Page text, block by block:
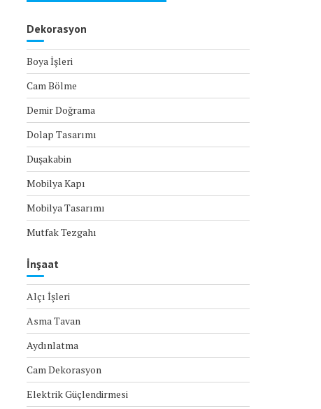
Dekorasyon
Boya İşleri
Cam Bölme
Demir Doğrama
Dolap Tasarımı
Duşakabin
Mobilya Kapı
Mobilya Tasarımı
Mutfak Tezgahı
İnşaat
Alçı İşleri
Asma Tavan
Aydınlatma
Cam Dekorasyon
Elektrik Güçlendirmesi